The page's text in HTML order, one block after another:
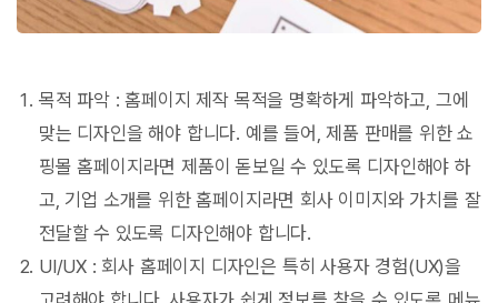
목적 파악 : 홈페이지 제작 목적을 명확하게 파악하고, 그에
맞는 디자인을 해야 합니다. 예를 들어, 제품 판매를 위한 쇼
핑몰 홈페이지라면 제품이 돋보일 수 있도록 디자인해야 하
고, 기업 소개를 위한 홈페이지라면 회사 이미지와 가치를 잘
전달할 수 있도록 디자인해야 합니다.
UI/UX : 회사 홈페이지 디자인은 특히 사용자 경험(UX)을